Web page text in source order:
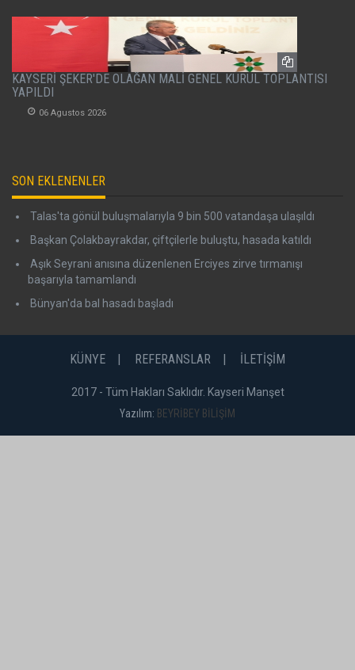
KAYSERİ ŞEKER'DE OLAĞAN MALİ GENEL KURUL TOPLANTISI
YAPILDI
06 Agustos 2026
SON EKLENENLER
Talas'ta gönül buluşmalarıyla 9 bin 500 vatandaşa ulaşıldı
Başkan Çolakbayrakdar, çiftçilerle buluştu, hasada katıldı
Aşık Seyrani anısına düzenlenen Erciyes zirve tırmanışı
başarıyla tamamlandı
Bünyan'da bal hasadı başladı
KÜNYE REFERANSLAR İLETİŞİM
2017 - Tüm Hakları Saklıdır. Kayseri Manşet
Yazılım: BEYRİBEY BİLİŞİM